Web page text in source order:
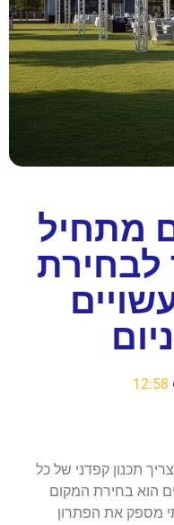
מתחיל
לבחירת
12:58
תכנון קפדני של כל
הוא בחירת המקום
מספק את הפתרון